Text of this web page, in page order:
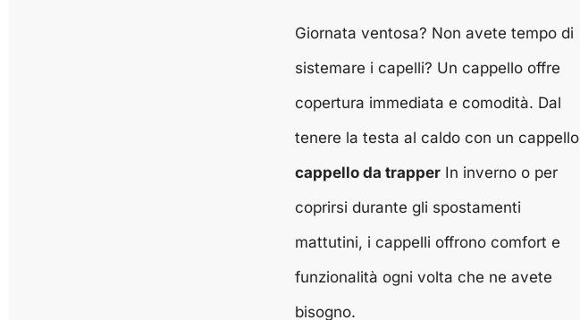
Giornata ventosa? Non avete tempo di
sistemare i capelli? Un cappello offre
copertura immediata e comodità. Dal
tenere la testa al caldo con un cappello
cappello da trapper In inverno o per
coprirsi durante gli spostamenti
mattutini, i cappelli offrono comfort e
funzionalità ogni volta che ne avete
bisogno.